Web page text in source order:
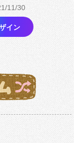
11/30
イン